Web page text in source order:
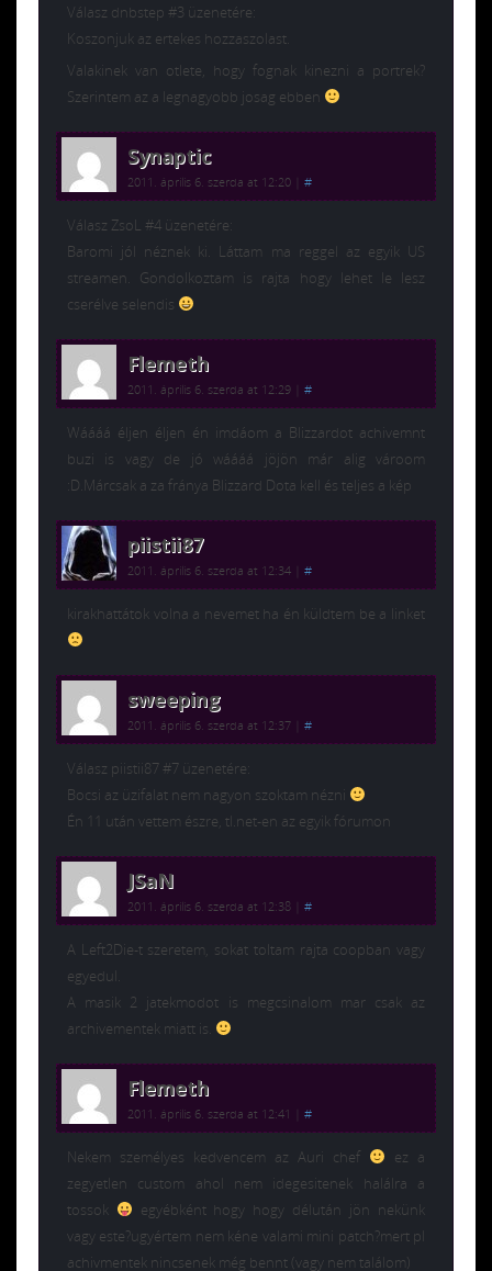
Válasz dnbstep #3 üzenetére:
Koszonjuk az ertekes hozzaszolast.
Valakinek van otlete, hogy fognak kinezni a portrek?
Szerintem az a legnagyobb josag ebben
Synaptic
2011. április 6. szerda at 12:20 #
Válasz ZsoL #4 üzenetére:
Baromi jól néznek ki. Láttam ma reggel az egyik US
streamen. Gondolkoztam is rajta hogy lehet le lesz
cserélve selendis
Flemeth
2011. április 6. szerda at 12:29 #
Wáááá éljen éljen én imdáom a Blizzardot achivemnt
buzi is vagy de jó wáááá jöjön már alig vároom
:D.Márcsak a za fránya Blizzard Dota kell és teljes a kép
piistii87
2011. április 6. szerda at 12:34 #
kirakhattátok volna a nevemet ha én küldtem be a linket
sweeping
2011. április 6. szerda at 12:37 #
Válasz piistii87 #7 üzenetére:
Bocsi az üzifalat nem nagyon szoktam nézni
Én 11 után vettem észre, tl.net-en az egyik fórumon
JSaN
2011. április 6. szerda at 12:38 #
A Left2Die-t szeretem, sokat toltam rajta coopban vagy
egyedul.
A masik 2 jatekmodot is megcsinalom mar csak az
archivementek miatt is.
Flemeth
2011. április 6. szerda at 12:41 #
Nekem személyes kedvencem az Auri chef
ez a
zegyetlen custom ahol nem idegesitenek halálra a
tossok
egyébként hogy hogy délután jön nekünk
vagy este?ugyértem nem kéne valami mini patch?mert pl
achivmentek nincsenek még bennt (vagy nem találom)